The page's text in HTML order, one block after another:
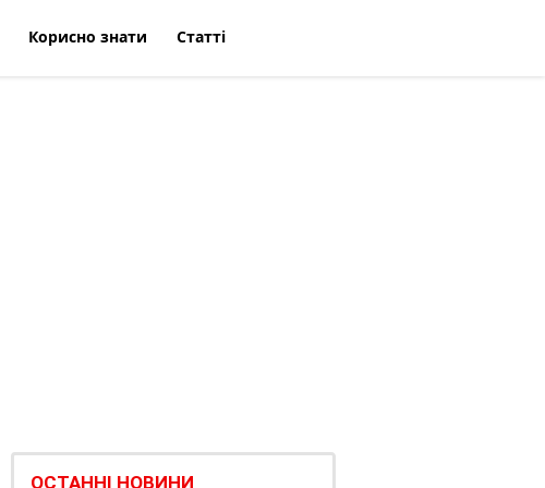
Корисно знати Статті
ОСТАННІ НОВИНИ